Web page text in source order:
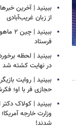
ببینید | آخرین
از زبان غریب‌آبادی
فرستاد
ببینید | لحظه
در نهایت کشته شد
ببینید | روایت
حجازی فر با او؛
ببینید | کولاک
وزارت خارجه
شدند!